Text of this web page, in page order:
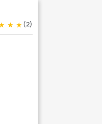
★ ★(2)